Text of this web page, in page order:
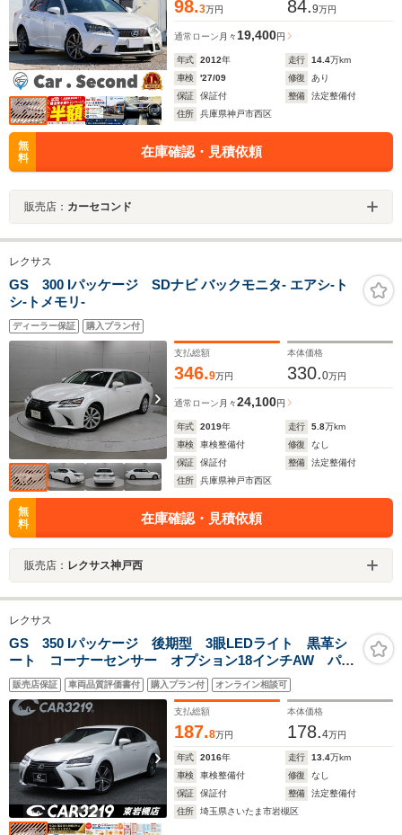
98.3万円 84.9万円
通常ローン 月々 19,400円
年式 2012年 走行 14.4万km
車検
'27/09 修復
あり
保証
保証付 整備
法定整備付
住所
兵庫県神戸市西区
無
料
在庫確認・見積依頼
販売店： カーセコンド
レクサス
GS 300 Iパッケージ SDナビ バックモニタ- エアシ-ト
シ-トメモリ-
ディーラー保証 購入プラン付
支払総額
346.9万円
本体価格
330.0万円
通常ローン 月々24,100円
年式 2019年 走行 5.8万km
車検
車検整備付 修復
なし
保証
保証付 整備
法定整備付
住所
兵庫県神戸市西区
無
料
在庫確認・見積依頼
販売店： レクサス神戸西
レクサス
GS 350 Iパッケージ 後期型 3眼LEDライト 黒革シ
ート コーナーセンサー オプション18インチAW パワ
ートランク レクサスセーフティシステムプラス シー
トヒーター&ベンチレーション 純正ナビ
販売店保証 車両品質評価書付 購入プラン付 オンライン相談可
支払総額
187.8万円
本体価格
178.4万円
年式 2016年 走行 13.4万km
車検
車検整備付 修復
なし
保証
保証付 整備
法定整備付
住所
埼玉県さいたま市岩槻区